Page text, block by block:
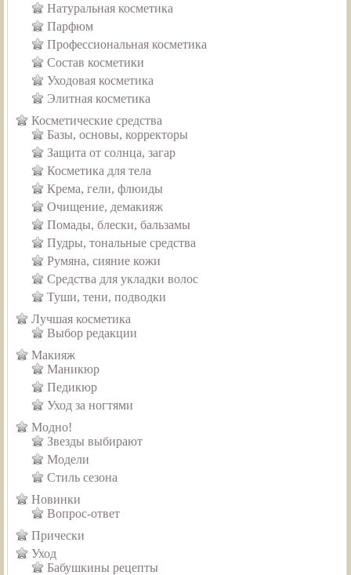
Натуральная косметика
Парфюм
Профессиональная косметика
Состав косметики
Уходовая косметика
Элитная косметика
Косметические средства
Базы, основы, корректоры
Защита от солнца, загар
Косметика для тела
Крема, гели, флюиды
Очищение, демакияж
Помады, блески, бальзамы
Пудры, тональные средства
Румяна, сияние кожи
Средства для укладки волос
Туши, тени, подводки
Лучшая косметика
Выбор редакции
Макияж
Маникюр
Педикюр
Уход за ногтями
Модно!
Звезды выбирают
Модели
Стиль сезона
Новинки
Вопрос-ответ
Прически
Уход
Бабушкины рецепты